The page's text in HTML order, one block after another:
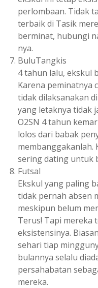
perlombaan. Tidak
terbaik di Tasik
berminat, hubungi
nya.
BuluTangkis
4 tahun lalu, ekskul
Karena peminatnya
tidak dilaksanakan
yang letaknya tidak
O2SN 4 tahun
lolos dari babak
membanggakanlah.
sering dating untuk
Futsal
Ekskul yang paling
tidak pernah absen
meskipun belum
Terus! Tapi mereka
eksistensinya.
sehari tiap
bulannya selalu
persahabatan
mereka.